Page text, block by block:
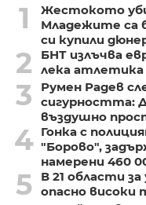
1
Жестокото
Младежите са
си купили
2
БНТ излъчва
лека
3
Румен Радев
сигурността:
въздушно
4 Гонка с
"Борово",
намерени 460
5
В 21 области
опасно високи